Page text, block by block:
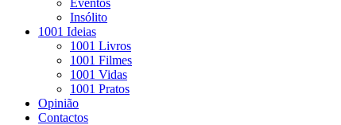
Eventos
Insólito
1001 Ideias
1001 Livros
1001 Filmes
1001 Vidas
1001 Pratos
Opinião
Contactos